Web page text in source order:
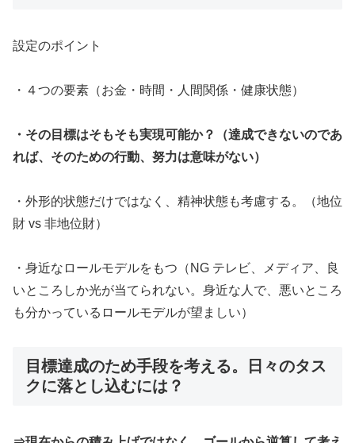
設定のポイント
・４つの要素（お金・時間・人間関係・健康状態）
・その目標はそもそも実現可能か？（達成できないのであ
れば、そのための行動、努力は意味がない）
・外形的状態だけではなく、精神状態も考慮する。（地位
財 vs 非地位財）
・身近なロールモデルをもつ（NG テレビ、メディア、良
いところしか光が当てられない。身近な人で、悪いところ
も分かっているロールモデルが望ましい）
目標達成のため手段を考える。日々のタス
クに落とし込むには？